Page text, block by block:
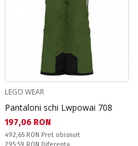
LEGO WEAR
Pantaloni schi Lwpowai 708
Текуща цена:
197,06 RON
Pret obisnuit:
492,65 RON Pret obisnuit
Спестявате: